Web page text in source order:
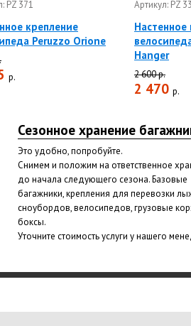
PZ 371
крепление
Peruzzo Orione
р.
Артикул: PZ
Настенное
Hanger
2 600 р.
2 470 р.
Сезонное хранение
Это удобно, попробуйте.
Снимем и положим на ответственное
до начала следующего сезона. Базовые
багажники, крепления для перевозки
сноубордов, велосипедов, грузовые
боксы.
Уточните стоимость услуги у нашего